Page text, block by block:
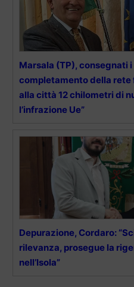
Marsala (TP), consegnati
completamento della rete
alla città 12 chilometri di
l’infrazione Ue”
Depurazione, Cordaro:
rilevanza, prosegue la
nell’Isola”